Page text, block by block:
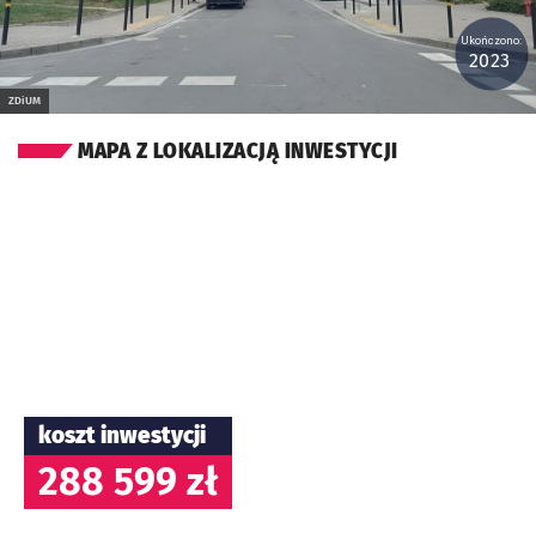
ZDiUM
Ukończono:
2023
MAPA Z LOKALIZACJĄ INWESTYCJI
koszt inwestycji
288 599 zł